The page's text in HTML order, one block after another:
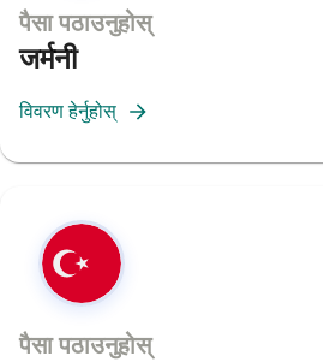
पैसा पठाउनुहोस्
जर्मनी
विवरण हेर्नुहोस्
पैसा पठाउनुहोस्